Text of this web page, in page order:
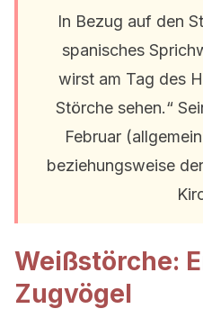
In Bezug auf den
spanisches
wirst am Tag des
Störche sehen.“
Februar
beziehungsweise
Weißstörche:
Zugvögel